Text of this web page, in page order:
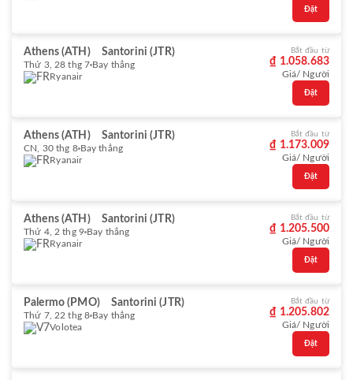
Đặt
Athens (ATH) Santorini (JTR)
Thứ 3, 28 thg 7 Bay thẳng
Ryanair
Bắt đầu từ
₫ 1.058.683
Giá/ Người
Đặt
Athens (ATH) Santorini (JTR)
CN, 30 thg 8 Bay thẳng
Ryanair
Bắt đầu từ
₫ 1.173.009
Giá/ Người
Đặt
Athens (ATH) Santorini (JTR)
Thứ 4, 2 thg 9 Bay thẳng
Ryanair
Bắt đầu từ
₫ 1.205.500
Giá/ Người
Đặt
Palermo (PMO) Santorini (JTR)
Thứ 7, 22 thg 8 Bay thẳng
Volotea
Bắt đầu từ
₫ 1.205.802
Giá/ Người
Đặt